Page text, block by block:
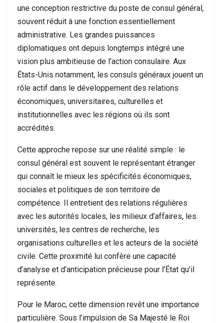
une conception restrictive du poste de consul général,
souvent réduit à une fonction essentiellement
administrative. Les grandes puissances
diplomatiques ont depuis longtemps intégré une
vision plus ambitieuse de l’action consulaire. Aux
États-Unis notamment, les consuls généraux jouent un
rôle actif dans le développement des relations
économiques, universitaires, culturelles et
institutionnelles avec les régions où ils sont
accrédités.
Cette approche repose sur une réalité simple : le
consul général est souvent le représentant étranger
qui connaît le mieux les spécificités économiques,
sociales et politiques de son territoire de
compétence. Il entretient des relations régulières
avec les autorités locales, les milieux d’affaires, les
universités, les centres de recherche, les
organisations culturelles et les acteurs de la société
civile. Cette proximité lui confère une capacité
d’analyse et d’anticipation précieuse pour l’État qu’il
représente.
Pour le Maroc, cette dimension revêt une importance
particulière. Sous l’impulsion de Sa Majesté le Roi